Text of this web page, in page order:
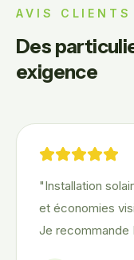
AVIS CLIENTS
Des
exigence
"Installation
et économies
Je recommande